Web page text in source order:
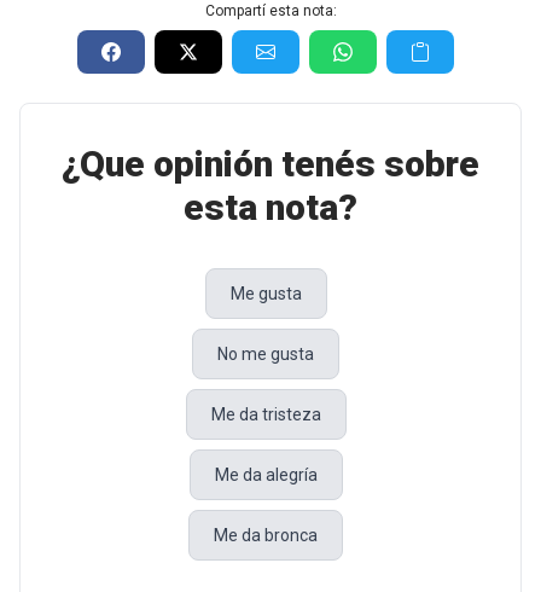
Compartí esta nota:
¿Que opinión tenés sobre
esta nota?
Me gusta
No me gusta
Me da tristeza
Me da alegría
Me da bronca